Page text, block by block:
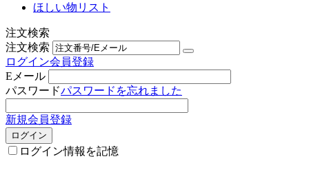
ほしい物リスト
注文検索
注文検索
ログイン会員登録
Eメール
パスワードパスワードを忘れました
新規会員登録
ログイン
ログイン情報を記憶